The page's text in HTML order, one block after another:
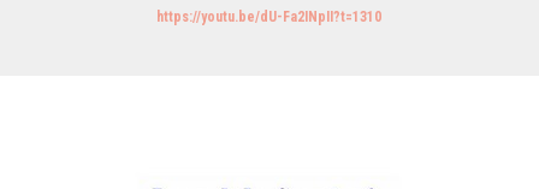
https://youtu.be/dU-Fa2INpII?t=1310